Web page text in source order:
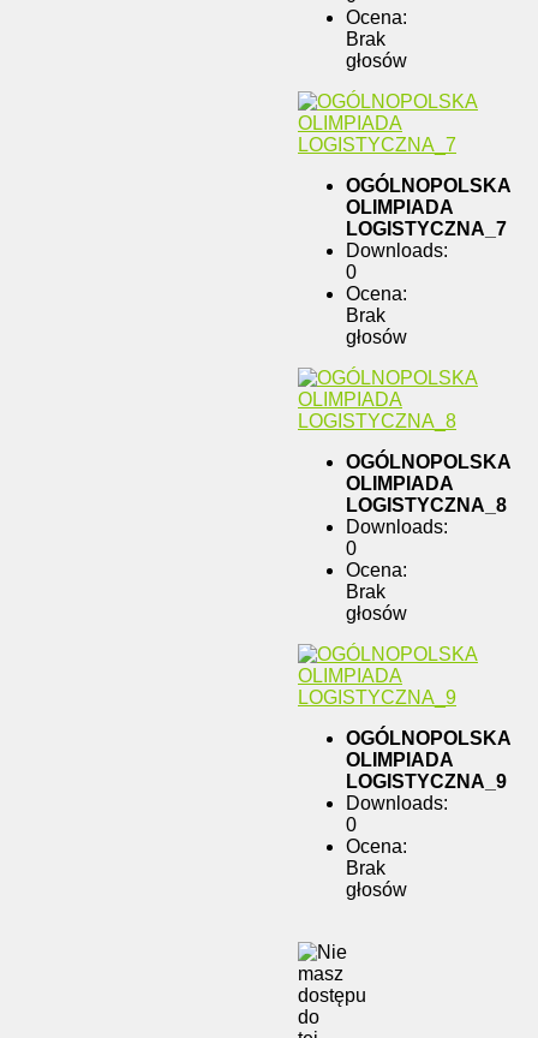
Ocena:
Brak
głosów
OGÓLNOPOLSKA
OLIMPIADA
LOGISTYCZNA_7
Downloads:
0
Ocena:
Brak
głosów
OGÓLNOPOLSKA
OLIMPIADA
LOGISTYCZNA_8
Downloads:
0
Ocena:
Brak
głosów
OGÓLNOPOLSKA
OLIMPIADA
LOGISTYCZNA_9
Downloads:
0
Ocena:
Brak
głosów